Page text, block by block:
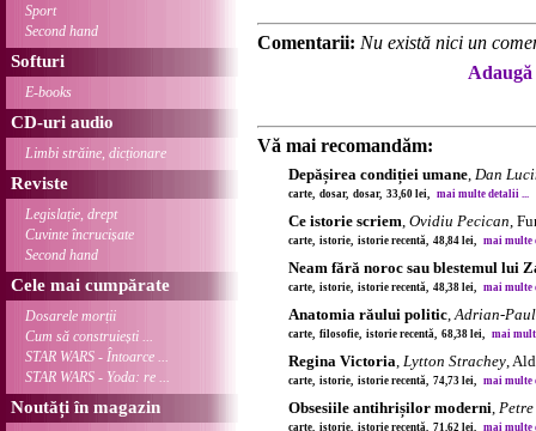
Sport
Second hand
Softuri
E-books
CD-uri audio
Limbi străine, dicționare
Reviste
Legislație, drept
Cuvinte încrucișate
Second hand
Cele mai cumpărate
Dosarele morții
Cum să construiești ...
STAR WARS - Întoarce ...
STAR WARS - Yoda: re ...
Noutăți în magazin
Comentarii: Nu există nici un
Vă mai recomandăm:
Depășirea condiției umane, Dan
carte, dosar, dosar, 33,60 lei, mai multe detalii ...
Ce istorie scriem, Ovidiu Pecican,
carte, istorie, istorie recentă, 48,84 lei, mai multe
Neam fără noroc sau blestemul lui
carte, istorie, istorie recentă, 48,38 lei, mai multe
Anatomia răului politic,Adrian-
carte, filosofie, istorie recentă, 68,38 lei, mai
Regina Victoria, Lytton Strachey,
carte, istorie, istorie recentă, 74,73 lei, mai multe
Obsesiile antihrișilor moderni,
carte, istorie, istorie recentă, 71,62 lei, mai multe